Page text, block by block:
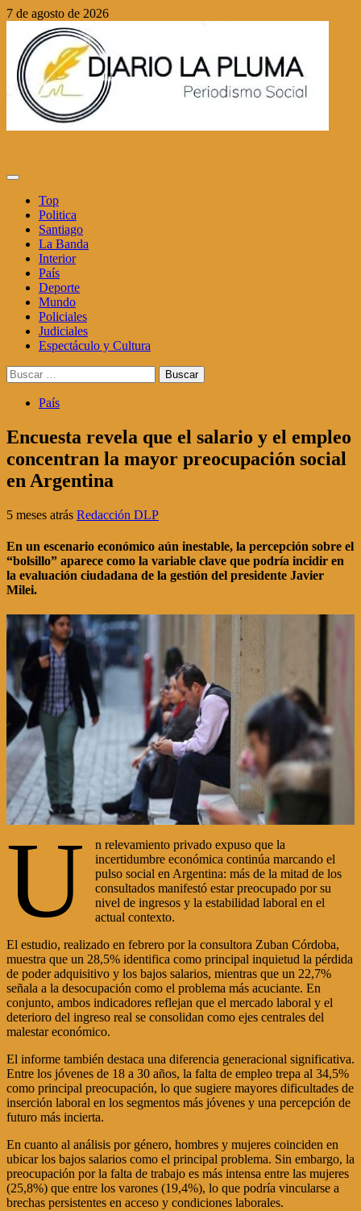
Saltar
contenido
7 de agosto de 2026
Menú
principalTop
Politica
Santiago
La Banda
Interior
País
Deporte
Mundo
Policiales
Judiciales
Espectáculo y Cultura
Buscar:
País
Encuesta revela que el salario y el empleo
concentran la mayor preocupación social
en Argentina
5 meses atrás Redacción DLP
En un escenario económico aún inestable, la percepción sobre el
“bolsillo” aparece como la variable clave que podría incidir en
la evaluación ciudadana de la gestión del presidente Javier
Milei.
U
n relevamiento privado expuso que la
incertidumbre económica continúa marcando el
pulso social en Argentina: más de la mitad de los
consultados manifestó estar preocupado por su
nivel de ingresos y la estabilidad laboral en el
actual contexto.
El estudio, realizado en febrero por la consultora Zuban Córdoba,
muestra que un 28,5% identifica como principal inquietud la pérdida
de poder adquisitivo y los bajos salarios, mientras que un 22,7%
señala a la desocupación como el problema más acuciante. En
conjunto, ambos indicadores reflejan que el mercado laboral y el
deterioro del ingreso real se consolidan como ejes centrales del
malestar económico.
El informe también destaca una diferencia generacional significativa.
Entre los jóvenes de 18 a 30 años, la falta de empleo trepa al 34,5%
como principal preocupación, lo que sugiere mayores dificultades de
inserción laboral en los segmentos más jóvenes y una percepción de
futuro más incierta.
En cuanto al análisis por género, hombres y mujeres coinciden en
ubicar los bajos salarios como el principal problema. Sin embargo, la
preocupación por la falta de trabajo es más intensa entre las mujeres
(25,8%) que entre los varones (19,4%), lo que podría vincularse a
brechas persistentes en acceso y condiciones laborales.